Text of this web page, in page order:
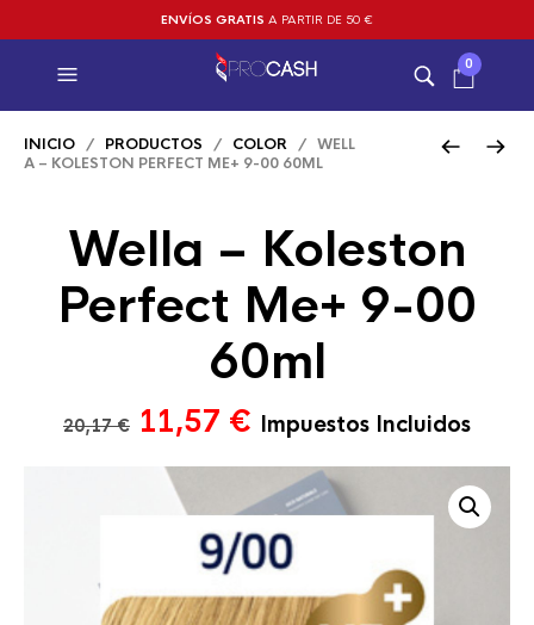
ENVÍOS GRATIS A PARTIR DE 50 €
0
INICIO / PRODUCTOS / COLOR / WELL
A – KOLESTON PERFECT ME+ 9-00 60ML
Wella – Koleston
Perfect Me+ 9-00
60ml
20,17€ El
original
era:
20,17 €.
11,57 € El
precio
actual
es:
11,57 €.
Impuestos Incluidos